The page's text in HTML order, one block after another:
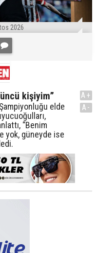
2026
kişiyim”
elde
“Benim
yok, güneyde ise
A+
A-